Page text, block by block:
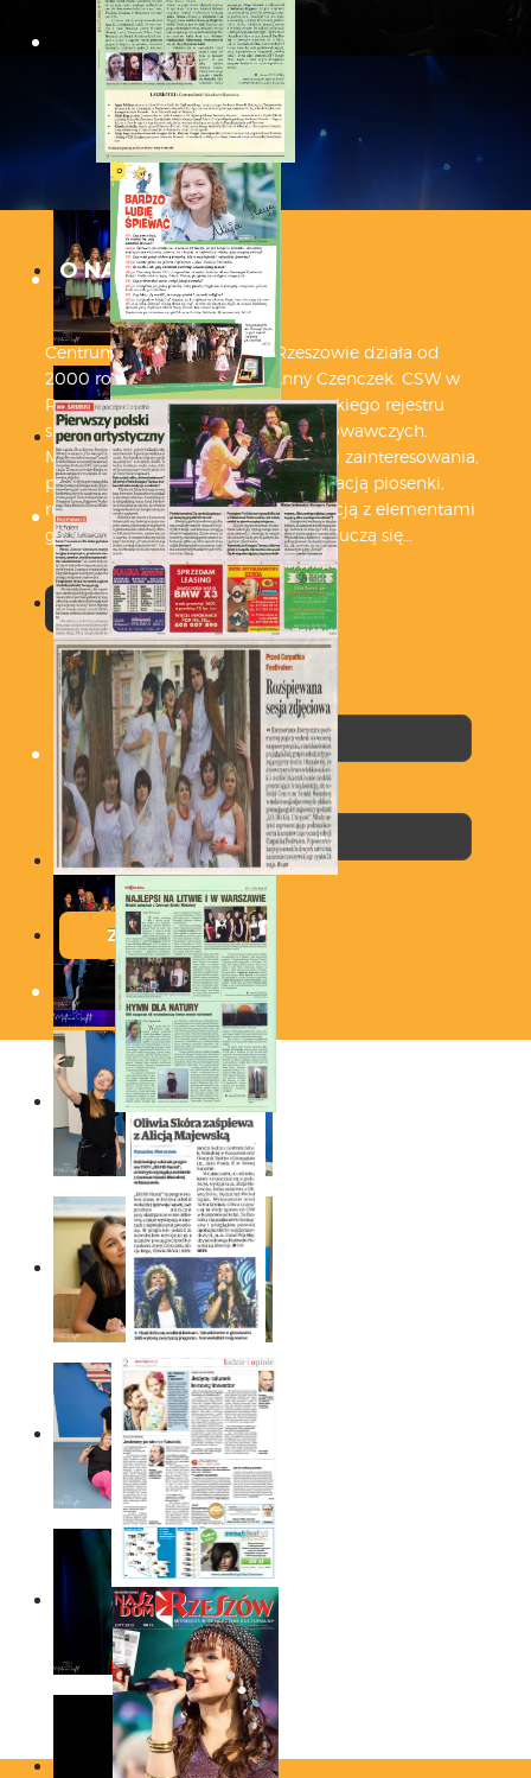
O NAS
Centrum Sztuki Wokalnej w Rzeszowie działa od
2000 roku pod dyrekcją dr Anny Czenczek. CSW w
Rzeszowie wpisane jest do rzeszowskiego rejestru
szkół i placówek oświatowo – wychowawczych.
Młodzi artyści rozwijają swoje pasje i zainteresowania,
pracując nad emisją głosu, interpretacją piosenki,
ruchem scenicznym, dykcją i recytacją z elementami
gry aktorskiej, ubiorem scenicznym, uczą się…
WIĘCEJ
NEWSLETTER